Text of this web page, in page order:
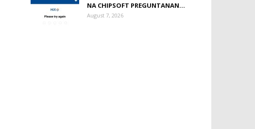
NA CHIPSOFT PREGUNTANAN...
August 7, 2026